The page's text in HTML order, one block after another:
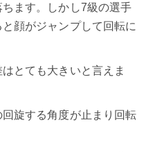
ます。しかし7級の選手
顔がジャンプして回転に
とても大きいと言えま
旋する角度が止まり回転